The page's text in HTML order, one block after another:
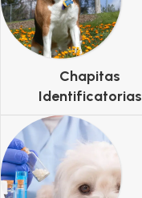
Chapitas
Identificatorias